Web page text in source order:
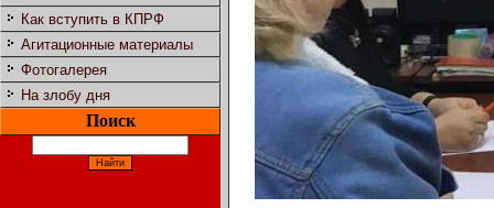
Как вступить в КПРФ
Агитационные материалы
Фотогалерея
На злобу дня
Поиск